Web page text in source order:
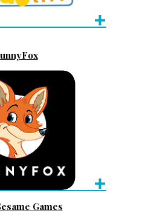
Games